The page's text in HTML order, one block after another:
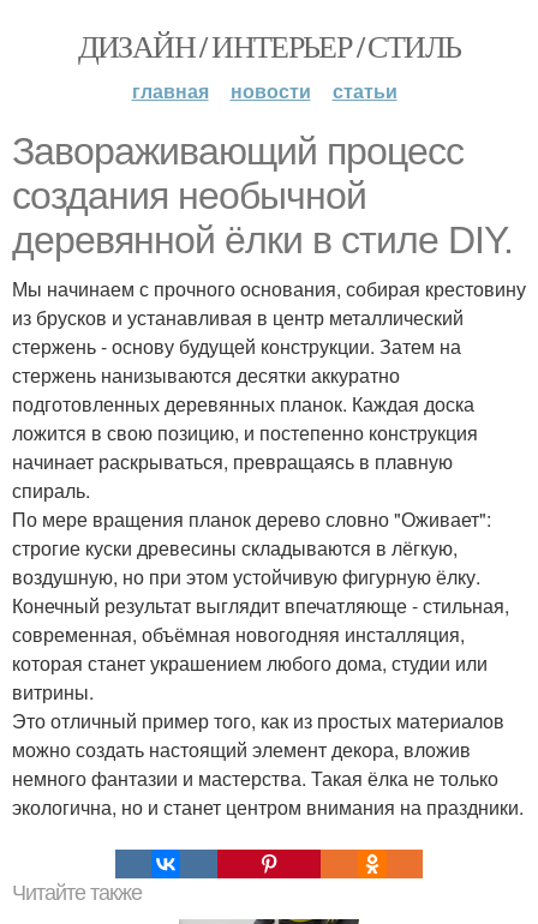
ДИЗАЙН / ИНТЕРЬЕР / СТИЛЬ
главная новости статьи
Завораживающий процесс
создания необычной
деревянной ёлки в стиле DIY.
Мы начинаем с прочного основания, собирая крестовину
из брусков и устанавливая в центр металлический
стержень - основу будущей конструкции. Затем на
стержень нанизываются десятки аккуратно
подготовленных деревянных планок. Каждая доска
ложится в свою позицию, и постепенно конструкция
начинает раскрываться, превращаясь в плавную
спираль.
По мере вращения планок дерево словно "Оживает":
строгие куски древесины складываются в лёгкую,
воздушную, но при этом устойчивую фигурную ёлку.
Конечный результат выглядит впечатляюще - стильная,
современная, объёмная новогодняя инсталляция,
которая станет украшением любого дома, студии или
витрины.
Это отличный пример того, как из простых материалов
можно создать настоящий элемент декора, вложив
немного фантазии и мастерства. Такая ёлка не только
экологична, но и станет центром внимания на праздники.
Читайте также